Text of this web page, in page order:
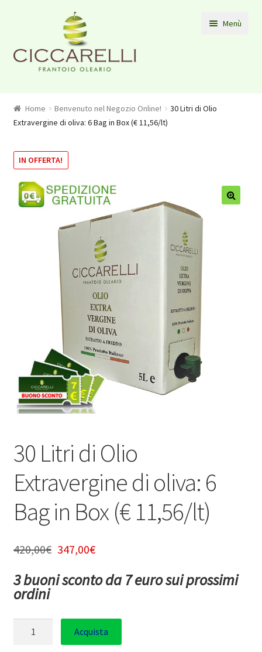
Vai alla navigazione
Vai al contenuto Menù
Home Benvenuto nel Negozio Online!
30 Litri di Olio
Extravergine di oliva: 6 Bag in Box (€ 11,56/lt)
IN OFFERTA!
30 Litri di Olio
Extravergine di oliva: 6
Bag in Box (€ 11,56/lt)
420,00€ 347,00€
3 buoni sconto da 7 euro sui prossimi
ordini
Quantità Acquista